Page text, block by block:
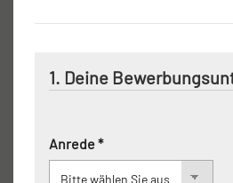
1. Deine
Anrede *